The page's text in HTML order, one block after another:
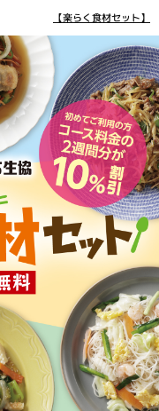
【楽らく食材セット】